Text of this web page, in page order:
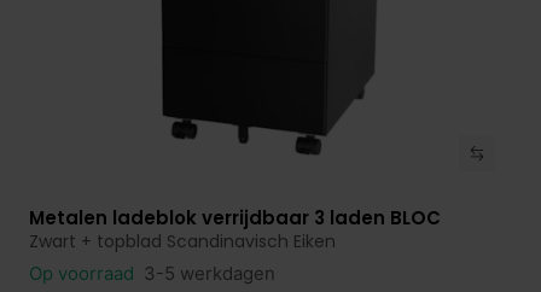
Bekijk product
Metalen ladeblok verrijdbaar 3 laden BLOC
Zwart + topblad Scandinavisch Eiken
Op voorraad 3-5 werkdagen